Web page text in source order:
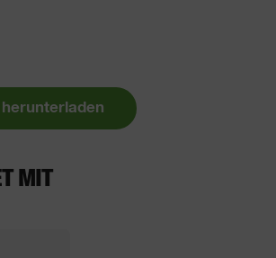
herunterladen
MIT